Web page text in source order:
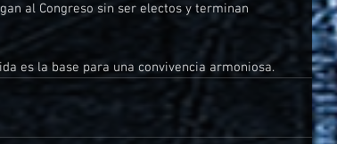
al Congreso sin ser electos y terminan
es la base para una convivencia armoniosa.